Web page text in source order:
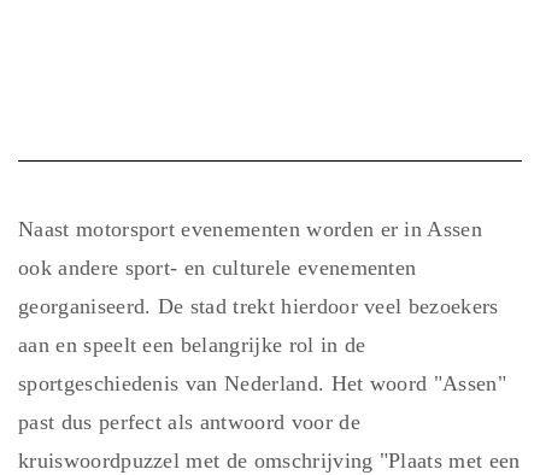
Naast motorsport evenementen worden er in Assen
ook andere sport- en culturele evenementen
georganiseerd. De stad trekt hierdoor veel bezoekers
aan en speelt een belangrijke rol in de
sportgeschiedenis van Nederland. Het woord "Assen"
past dus perfect als antwoord voor de
kruiswoordpuzzel met de omschrijving "Plaats met een